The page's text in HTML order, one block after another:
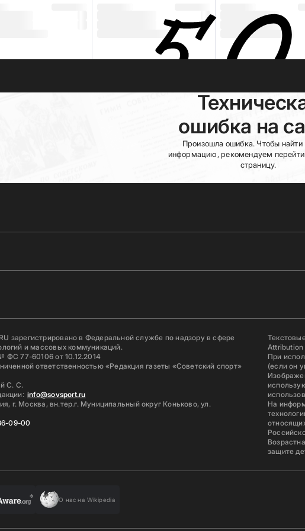
ошибка на
Произошла ошибка. Чтобы
информацию, рекомендуем перейти
страницу.
зарегистрировано в Федеральной службе по надзору в сфере
и массовых коммуникаций.
ФС 77-60106 от 10.12.2014
ответственностью «Редакция газеты «Советский спорт»
С. С.
info@sovsport.ru
г. Москва, вн.тер.г. Муниципальный округ Коньково, ул.
09-00
При
(если он
На
защите
О нас на Wikipedia